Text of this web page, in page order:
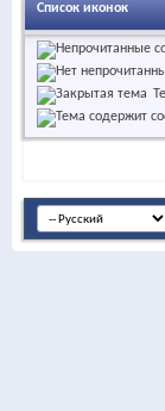
Список иконок